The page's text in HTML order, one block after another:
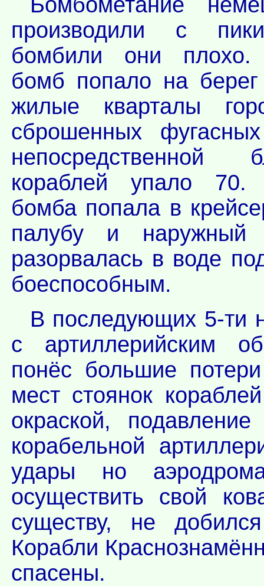
производили с
бомбили они плохо.
бомб попало на
жилые кварталы
сброшенных
непосредственной
кораблей упало 70.
бомба попала в
палубу и
разорвалась в воде
боеспособным.
В последующих 5-ти
с артиллерийским
понёс большие
мест стоянок
окраской,
корабельной
удары но
осуществить свой
существу, не
Корабли
спасены.